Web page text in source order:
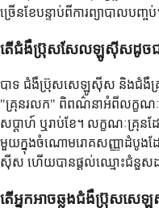
ច្រើនខែបន្ទាប់ពីការព្យាបាលបញ្ចប់
តើជំងឺប្រ៊ុសសែលឡូស៊ីសដូចជាជំ
បាទ ជំងឺប្រ៊ុសសេឡូស៊ីស និងជំងឺគ្រុ
"គ្រុនរលក" ពិពណ៌នាអំពីលក្ខណៈ
សប្តាហ៍ ឬរាប់ខែ។ លក្ខណៈគ្រុន
មួយក្នុងចំណោមរោគសញ្ញាដំបូងដ
ស៊ីស ហើយបានផ្តល់ឈ្មោះជំនួស
តើអ្នកអាចឆ្លងជំងឺប្រ៊ុសសេឡូ